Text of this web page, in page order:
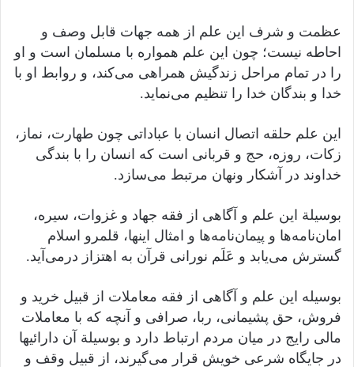
عظمت و شرف این علم از همه جهات قابل وصف و
احاطه نیست؛ چون این علم همواره با مسلمان است و او
را در تمام مراحل زندگیش همراهی می‌کند، و روابط او با
خدا و بندگان خدا را تنظیم می‌نماید.
این علم حلقه اتصال انسان با عباداتی چون طهارت، نماز،
زکات، روزه، حج و قربانی است که انسان را با بندگی
خداوند در آشکار ونهان مرتبط می‌سازد.
بوسیلة این علم و آگاهی از فقه جهاد و غزوات، سیره،
امان‌نامه‌ها و پیمان‌نامه‌ها و امثال اینها، قلمرو اسلام
گسترش می‌یابد و عَلَم نورانی قرآن به اهتزاز درمی‌آید.
بوسیله این علم و آگاهی از فقه معاملات از قبیل خرید و
فروش، حق پشیمانی، ربا، صرافی و آنچه که با معاملات
مالی رایج در میان مردم ارتباط دارد و بوسیلة آن دارائیها
در جایگاه شرعی خویش قرار می‌گیرند، از قبیل وقف و